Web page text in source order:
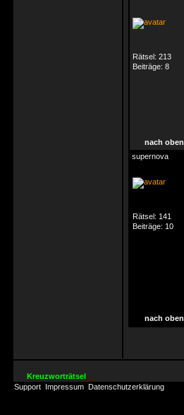
Rätsel: 213
Beiträge: 8
nach oben
supernova
Rätsel: 141
Beiträge: 10
nach oben
Kreuzworträtsel
Support Impressum Datenschutzerklärung